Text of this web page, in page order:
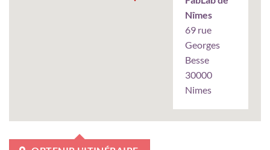
Nîmes
69 rue
Georges
Besse
30000
Nimes